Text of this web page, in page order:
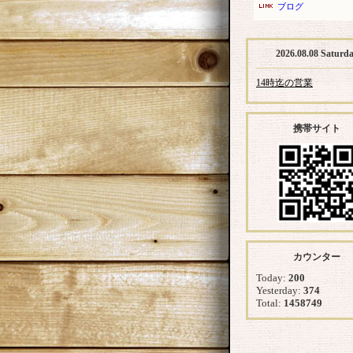
ブログ
2026.08.08
14時迄の営業
携帯サイト
カウンター
Today: 200
Yesterday: 374
Total: 1458749